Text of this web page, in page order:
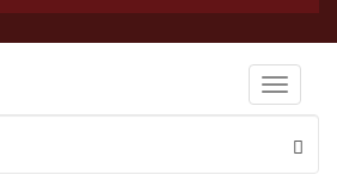
Toggle